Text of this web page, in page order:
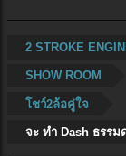
2 STROKE
SHOW ROOM
โชว์2ล้อคู่ใจ
จะ ทำ Dash ธรร